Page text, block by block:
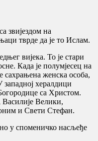
звијездом на
тврде да је то Ислам.
вијека. То је стари
Када је полумјесец на
сахрањена женска особа,
западној хералдици
са Христом.
Василије Велики,
и Свети Стефан.
у споменичко насљеђе